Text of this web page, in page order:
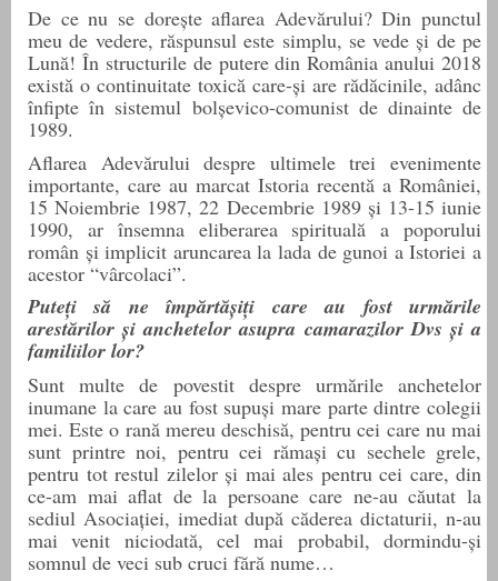
De ce nu se dorește aflarea Adevărului? Din punctul
meu de vedere, răspunsul este simplu, se vede și de pe
Lună! În structurile de putere din România anului 2018
există o continuitate toxică care-și are rădăcinile, adânc
înfipte în sistemul bolșevico-comunist de dinainte de
1989.
Aflarea Adevărului despre ultimele trei evenimente
importante, care au marcat Istoria recentă a României,
15 Noiembrie 1987, 22 Decembrie 1989 și 13-15 iunie
1990, ar însemna eliberarea spirituală a poporului
român și implicit aruncarea la lada de gunoi a Istoriei a
acestor “vârcolaci”.
Puteți să ne împărtășiți care au fost urmările
arestărilor și anchetelor asupra camarazilor Dvs și a
familiilor lor?
Sunt multe de povestit despre urmările anchetelor
inumane la care au fost supuși mare parte dintre colegii
mei. Este o rană mereu deschisă, pentru cei care nu mai
sunt printre noi, pentru cei rămași cu sechele grele,
pentru tot restul zilelor și mai ales pentru cei care, din
ce-am mai aflat de la persoane care ne-au căutat la
sediul Asociației, imediat după căderea dictaturii, n-au
mai venit niciodată, cel mai probabil, dormindu-și
somnul de veci sub cruci fără nume…